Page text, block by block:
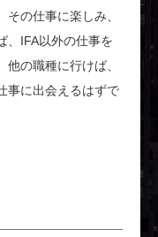
の仕事に楽しみ、
、IFA以外の仕事を
の職種に行けば、
事に出会えるはずで